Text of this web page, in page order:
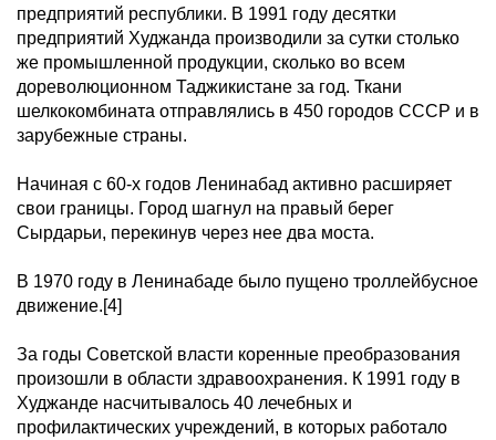
предприятий республики. В 1991 году десятки
предприятий Худжанда производили за сутки столько
же промышленной продукции, сколько во всем
дореволюционном Таджикистане за год. Ткани
шелкокомбината отправлялись в 450 городов СССР и в
зарубежные страны.
Начиная с 60-х годов Ленинабад активно расширяет
свои границы. Город шагнул на правый берег
Сырдарьи, перекинув через нее два моста.
В 1970 году в Ленинабаде было пущено троллейбусное
движение.[4]
За годы Советской власти коренные преобразования
произошли в области здравоохранения. К 1991 году в
Худжанде насчитывалось 40 лечебных и
профилактических учреждений, в которых работало